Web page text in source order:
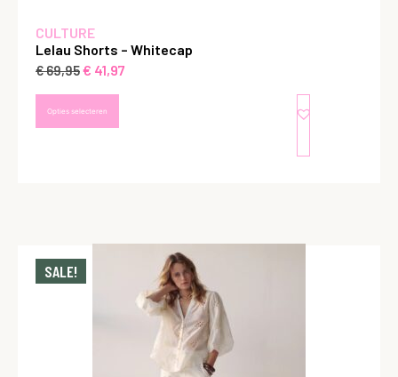
CULTURE
Lelau Shorts – Whitecap
€69,95€ 41,97
Opties selecteren
SALE!